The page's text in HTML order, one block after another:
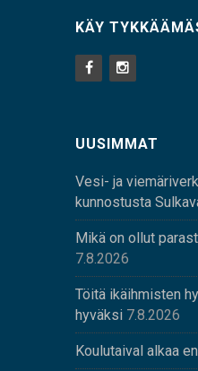
KÄY
UUSIMMAT
Vesi- ja
kunnostusta
Mikä on ollut
7.8.2026
Töitä ikäihmisten
hyväksi 7.8.2026
Koulutaival alkaa